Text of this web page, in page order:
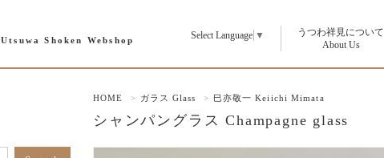
Utsuwa Shoken Webshop Select Language ▼
うつわ祥見について
About Us
HOME > ガラス Glass > 巳亦敬一 Keiichi Mimata
シャンパングラス Champagne glass